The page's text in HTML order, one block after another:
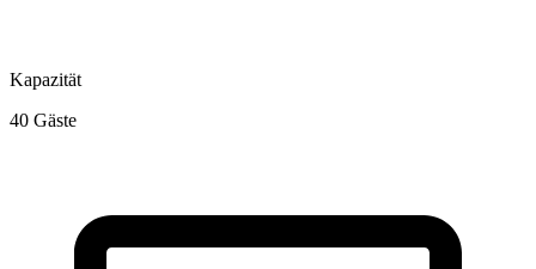
Kapazität
40 Gäste